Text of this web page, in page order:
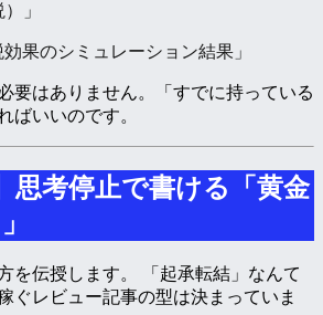
」
効果のシミュレーション結果」
要はありません。「すでに持っている
ばいいのです。
思考停止で書ける「黄金
を伝授します。 「起承転結」なんて
ぐレビュー記事の型は決まっていま